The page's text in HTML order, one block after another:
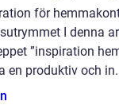
för
I denna
”inspiration
en produktiv och